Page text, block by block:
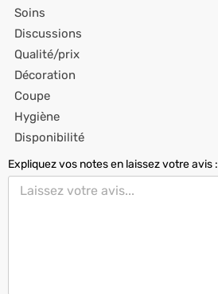
Soins
Discussions
Qualité/prix
Décoration
Coupe
Hygiène
Disponibilité
Expliquez vos notes en laissez votre avis :